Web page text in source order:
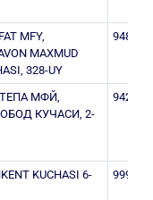
MFY,
MAXMUD
328-UY
МФЙ,
КУЧАСИ, 2-
KUCHASI 6-